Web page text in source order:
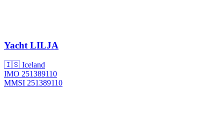
Yacht LILJA
🇮🇸 Iceland
IMO 251389110
MMSI 251389110